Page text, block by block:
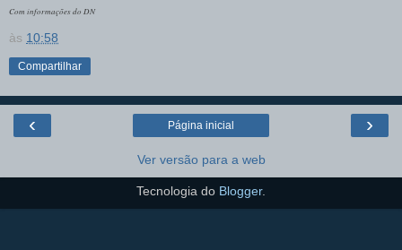
Com informações do DN
às 10:58
Compartilhar
‹ ›
Página inicial
Ver versão para a web
Tecnologia do Blogger.